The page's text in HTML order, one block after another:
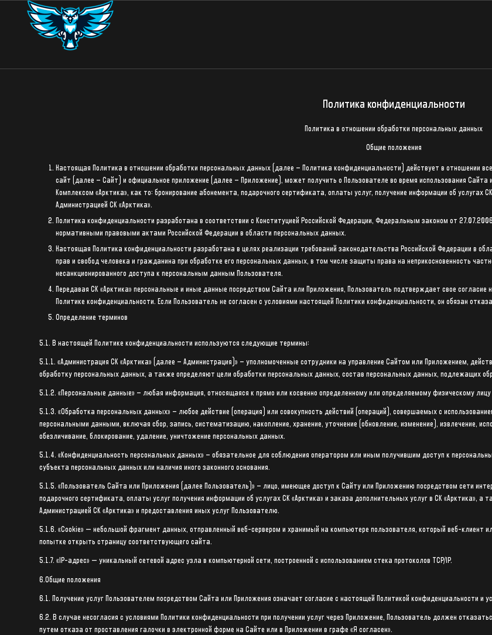
Политика конфиденциальности
Политика в отношении обработки персональных данных
Общие положения
Настоящая Политика в отношении обработки персональных данных (далее – Политика конфиденциальности) действует в отношении
сайт (далее – Сайт) и официальное приложение (далее – Приложение), может получить о Пользователе во время использования
Комплексом «Арктика», как то: бронирование абонемента, подарочного сертификата, оплаты услуг, получение информации об услугах
Администрацией СК «Арктика».
Политика конфиденциальности разработана в соответствии с Конституцией Российской Федерации, Федеральным законом от
нормативными правовыми актами Российской Федерации в области персональных данных.
Настоящая Политика конфиденциальности разработана в целях реализации требований законодательства Российской Федерации в
прав и свобод человека и гражданина при обработке его персональных данных, в том числе защиты права на неприкосновенность
несанкционированного доступа к персональным данным Пользователя.
Передавая СК «Арктика» персональные и иные данные посредством Сайта или Приложения, Пользователь подтверждает свое
Политике конфиденциальности. Если Пользователь не согласен с условиями настоящей Политики конфиденциальности, он обязан
Определение терминов
5.1. В настоящей Политике конфиденциальности используются следующие термины:
5.1.1. «Администрация СК «Арктика» (далее – Администрация)» – уполномоченные сотрудники на управление Сайтом или Приложением,
обработку персональных данных, а также определяют цели обработки персональных данных, состав персональных данных, подлежащих
5.1.2. «Персональные данные» – любая информация, относящаяся к прямо или косвенно определенному или определяемому физическому
5.1.3. «Обработка персональных данных» – любое действие (операция) или совокупность действий (операций), совершаемых с
персональными данными, включая сбор, запись, систематизацию, накопление, хранение, уточнение (обновление, изменение), извлечение,
обезличивание, блокирование, удаление, уничтожение персональных данных.
5.1.4. «Конфиденциальность персональных данных» – обязательное для соблюдения оператором или иным получившим доступ к
субъекта персональных данных или наличия иного законного основания.
5.1.5. «Пользователь Сайта или Приложения (далее Пользователь)» – лицо, имеющее доступ к Сайту или Приложению посредством сети
подарочного сертификата, оплаты услуг получения информации об услугах СК «Арктика» и заказа дополнительных услуг в СК «Арктика»,
Администрацией СК «Арктика» и предоставления иных услуг Пользователю.
5.1.6. «Cookie» — небольшой фрагмент данных, отправленный веб-сервером и хранимый на компьютере пользователя, который веб-клиент
попытке открыть страницу соответствующего сайта.
5.1.7. «IP-адрес» — уникальный сетевой адрес узла в компьютерной сети, построенной с использованием стека протоколов TCP/IP.
6.Общие положения
6.1. Получение услуг Пользователем посредством Сайта или Приложения означает согласие с настоящей Политикой конфиденциальности и
6.2. В случае несогласия с условиями Политики конфиденциальности при получении услуг через Приложение, Пользователь должен
путем отказа от проставления галочки в электронной форме на Сайте или в Приложении в графе «Я согласен».